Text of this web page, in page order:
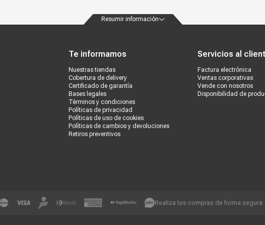
Resumir información
Te informamos
Nuestras tiendas
Cobertura de delivery
Certificado de garantía
Bases legales
Términos y condiciones
Políticas de privacidad
Políticas de uso de cookies
Políticas de cambios y devoluciones
Retiros preventivos
Servicios al
Factura electrónica
Ventas corporativas
Vende con nosotros
Disponibilidad de
Realiza tus compras de forma segura